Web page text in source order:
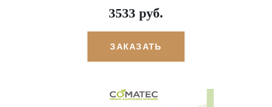
3533 руб.
ЗАКАЗАТЬ